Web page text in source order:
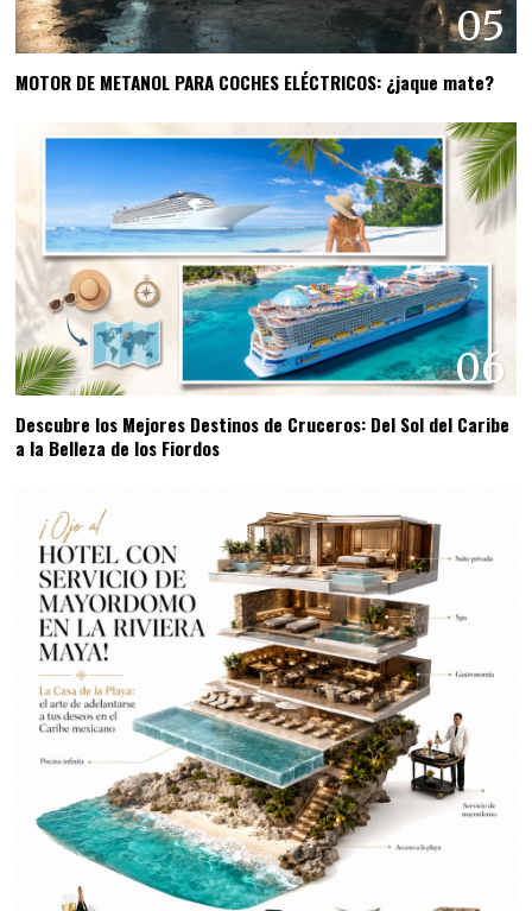
05
MOTOR DE METANOL PARA COCHES ELÉCTRICOS: ¿jaque mate?
06
Descubre los Mejores Destinos de Cruceros: Del Sol del Caribe
a la Belleza de los Fiordos